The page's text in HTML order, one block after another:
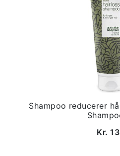
Shampoo reducerer
Kr.